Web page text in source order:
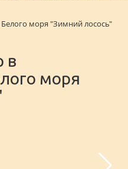
моря "Зимний лосось"
в
моря